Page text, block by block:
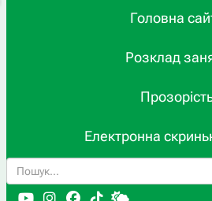
Головна
Розклад
Електронна